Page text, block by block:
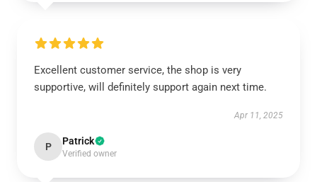
Excellent customer service, the shop is very
supportive, will definitely support again next time.
Apr 11, 2025
P Patrick
Verified owner